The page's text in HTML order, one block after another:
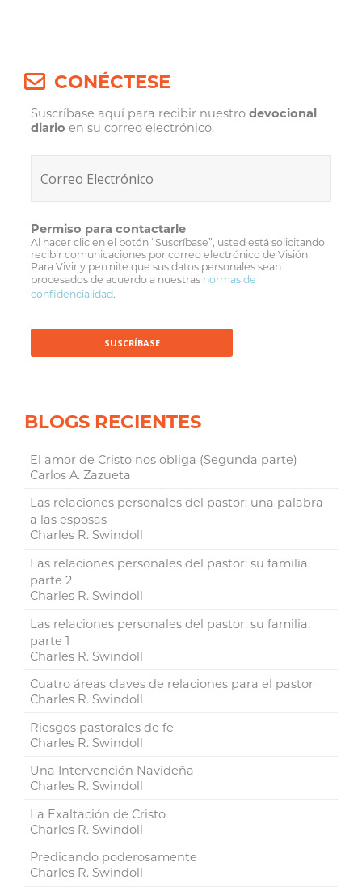
CONÉCTESE
Suscríbase aquí para recibir nuestrodevocional
diario en su correo electrónico.
Permiso para contactarle
Al hacer clic en el botón “Suscríbase”, usted está solicitando
recibir comunicaciones por correo electrónico de Visión
Para Vivir y permite que sus datos personales sean
procesados de acuerdo a nuestras normas de
confidencialidad.
BLOGS RECIENTES
El amor de Cristo nos obliga (Segunda parte)
Carlos A. Zazueta
Las relaciones personales del pastor: una palabra
a las esposas
Charles R. Swindoll
Las relaciones personales del pastor: su familia,
parte 2
Charles R. Swindoll
Las relaciones personales del pastor: su familia,
parte 1
Charles R. Swindoll
Cuatro áreas claves de relaciones para el pastor
Charles R. Swindoll
Riesgos pastorales de fe
Charles R. Swindoll
Una Intervención Navideña
Charles R. Swindoll
La Exaltación de Cristo
Charles R. Swindoll
Predicando poderosamente
Charles R. Swindoll